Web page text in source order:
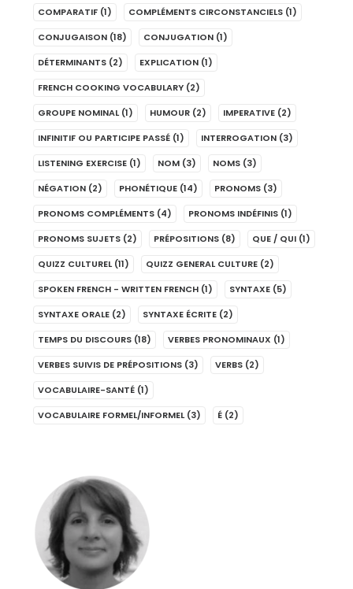
COMPARATIF (1) COMPLÉMENTS CIRCONSTANCIELS (1)
CONJUGAISON (18) CONJUGATION (1)
DÉTERMINANTS (2) EXPLICATION (1)
FRENCH COOKING VOCABULARY (2)
GROUPE NOMINAL (1) HUMOUR (2) IMPERATIVE (2)
INFINITIF OU PARTICIPE PASSÉ (1) INTERROGATION (3)
LISTENING EXERCISE (1) NOM (3) NOMS (3)
NÉGATION (2) PHONÉTIQUE (14) PRONOMS (3)
PRONOMS COMPLÉMENTS (4) PRONOMS INDÉFINIS (1)
PRONOMS SUJETS (2) PRÉPOSITIONS (8) QUE / QUI (1)
QUIZZ CULTUREL (11) QUIZZ GENERAL CULTURE (2)
SPOKEN FRENCH - WRITTEN FRENCH (1) SYNTAXE (5)
SYNTAXE ORALE (2) SYNTAXE ÉCRITE (2)
TEMPS DU DISCOURS (18) VERBES PRONOMINAUX (1)
VERBES SUIVIS DE PRÉPOSITIONS (3) VERBS (2)
VOCABULAIRE-SANTÉ (1)
VOCABULAIRE FORMEL/INFORMEL (3) É (2)